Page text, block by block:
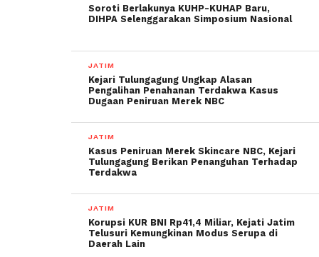
Soroti Berlakunya KUHP-KUHAP Baru,
DIHPA Selenggarakan Simposium Nasional
JATIM
Kejari Tulungagung Ungkap Alasan
Pengalihan Penahanan Terdakwa Kasus
Dugaan Peniruan Merek NBC
JATIM
Kasus Peniruan Merek Skincare NBC, Kejari
Tulungagung Berikan Penanguhan Terhadap
Terdakwa
JATIM
Korupsi KUR BNI Rp41,4 Miliar, Kejati Jatim
Telusuri Kemungkinan Modus Serupa di
Daerah Lain